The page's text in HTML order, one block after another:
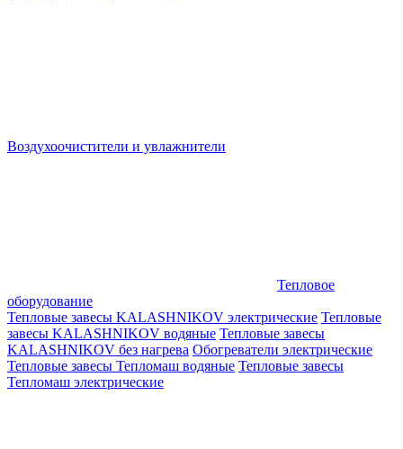
Воздухоочистители и увлажнители
Тепловое
оборудование
Тепловые завесы KALASHNIKOV электрические Тепловые
завесы KALASHNIKOV водяные Тепловые завесы
KALASHNIKOV без нагрева Обогреватели электрические
Тепловые завесы Тепломаш водяные Тепловые завесы
Тепломаш электрические